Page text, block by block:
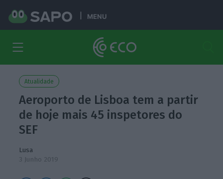
MENU
Atualidade
Aeroporto de Lisboa tem a partir
de hoje mais 45 inspetores do
SEF
Lusa
3 Junho 2019